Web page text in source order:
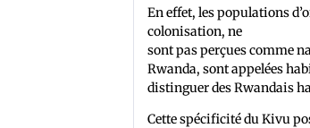
En effet, les populations
colonisation, ne
sont pas perçues comme
Rwanda, sont appelées
distinguer des Rwandais
Cette spécificité du Kivu